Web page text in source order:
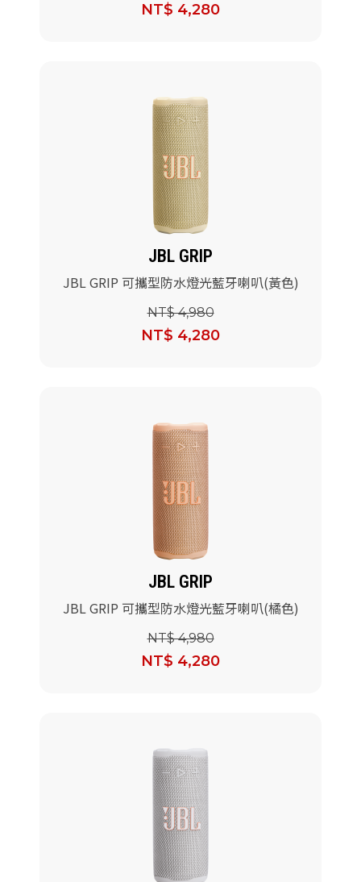
NT$ 4,280
JBL GRIP
JBL GRIP 可攜型防水燈光藍牙喇叭(黃色)
NT$ 4,980
NT$ 4,280
JBL GRIP
JBL GRIP 可攜型防水燈光藍牙喇叭(橘色)
NT$ 4,980
NT$ 4,280